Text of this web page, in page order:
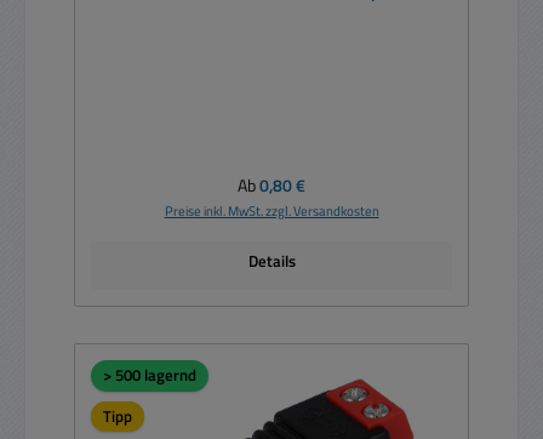
Regulärer Preis:
Ab0,80 €
Preise inkl. MwSt. zzgl. Versandkosten
Details
> 500 lagernd
Tipp